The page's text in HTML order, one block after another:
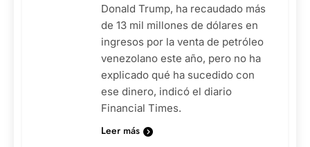
Donald Trump, ha recaudado más
de 13 mil millones de dólares en
ingresos por la venta de petróleo
venezolano este año, pero no ha
explicado qué ha sucedido con
ese dinero, indicó el diario
Financial Times.
Leer más